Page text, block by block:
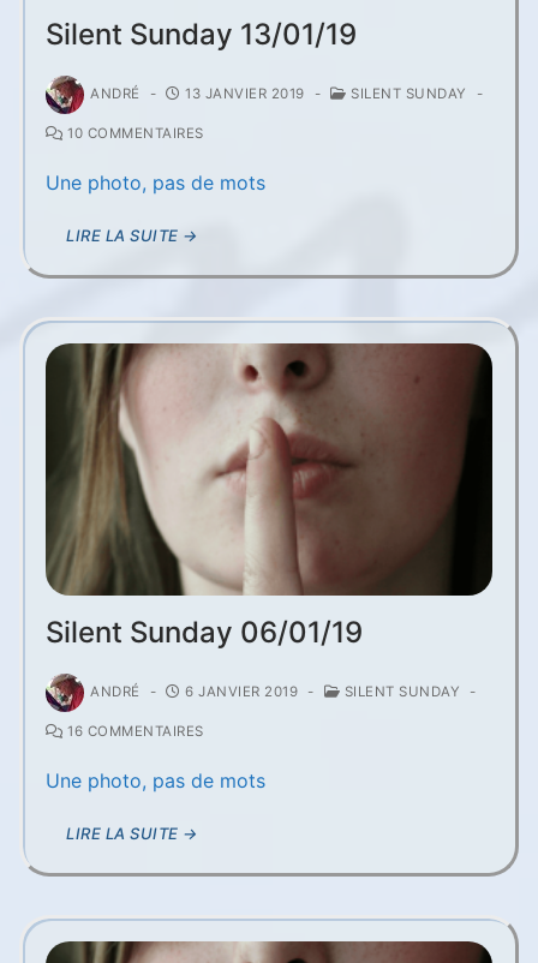
Silent Sunday 13/01/19
ANDRÉ - 13 JANVIER 2019 - SILENT SUNDAY -
10 COMMENTAIRES
Une photo, pas de mots
LIRE LA SUITE →
Silent Sunday 06/01/19
ANDRÉ - 6 JANVIER 2019 - SILENT SUNDAY -
16 COMMENTAIRES
Une photo, pas de mots
LIRE LA SUITE →